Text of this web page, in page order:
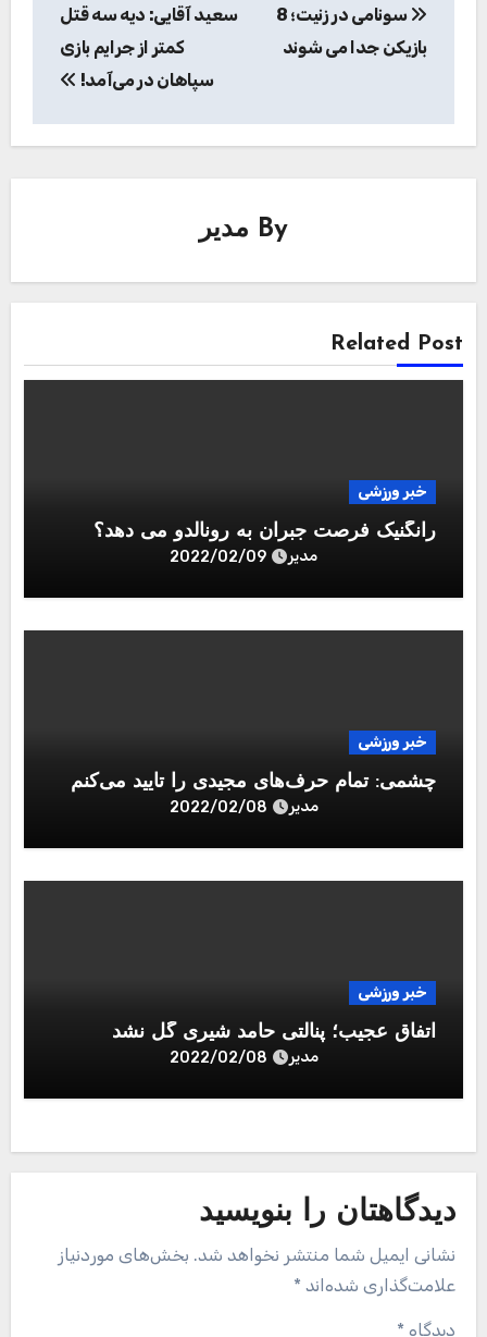
نوشته
سونامی در زنیت؛ 8
بازیکن جدا می شوند
سعید آقایی: دیه سه قتل
کمتر از جرایم بازی
سپاهان در می‌آمد!
By مدیر
Related Post
خبر ورزشی
رانگنیک فرصت جبران به رونالدو می دهد؟
مدیر 2022/02/09
خبر ورزشی
چشمی: تمام حرف‌های مجیدی را تایید می‌کنم
مدیر 2022/02/08
خبر ورزشی
اتفاق عجیب؛ پنالتی حامد شیری گل نشد
مدیر 2022/02/08
دیدگاهتان را بنویسید
نشانی ایمیل شما منتشر نخواهد شد. بخش‌های موردنیاز
علامت‌گذاری شده‌اند *
دیدگاه *